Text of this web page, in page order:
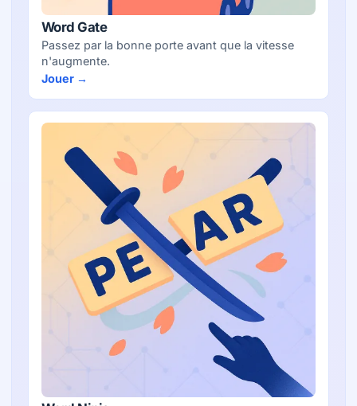
Word Gate
Passez par la bonne porte avant que la vitesse
n'augmente.
Jouer →